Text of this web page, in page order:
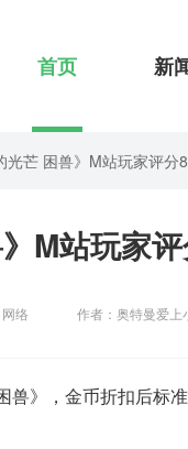
首页 新
光芒 困兽》M站玩家评
》M站玩家
络 作者：奥特曼爱上
兽》，金币折扣后标